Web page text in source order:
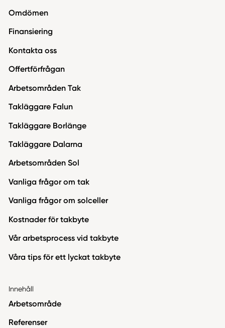
Omdömen
Finansiering
Kontakta oss
Offertförfrågan
Arbetsområden Tak
Takläggare Falun
Takläggare Borlänge
Takläggare Dalarna
Arbetsområden Sol
Vanliga frågor om tak
Vanliga frågor om solceller
Kostnader för takbyte
Vår arbetsprocess vid takbyte
Våra tips för ett lyckat takbyte
Innehåll
Arbetsområde
Referenser